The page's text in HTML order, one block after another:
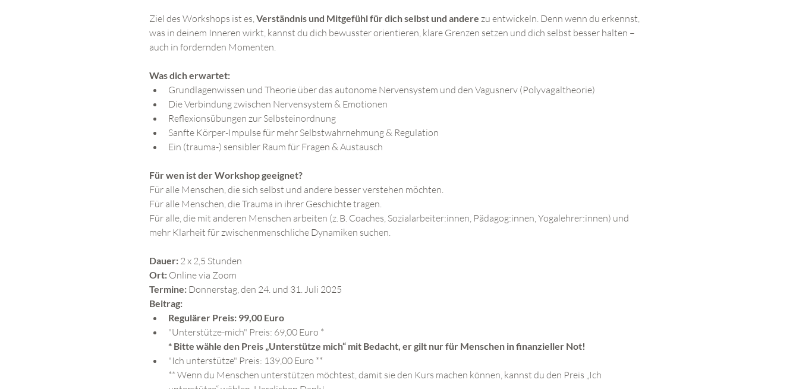
Ziel des Workshops ist es, Verständnis und Mitgefühl für dich selbst und andere zu entwickeln. Denn wenn du erkennst,
was in deinem Inneren wirkt, kannst du dich bewusster orientieren, klare Grenzen setzen und dich selbst besser halten –
auch in fordernden Momenten.
Was dich erwartet:
Grundlagenwissen und Theorie über das autonome Nervensystem und den Vagusnerv (Polyvagaltheorie)
Die Verbindung zwischen Nervensystem & Emotionen
Reflexionsübungen zur Selbsteinordnung
Sanfte Körper-Impulse für mehr Selbstwahrnehmung & Regulation
Ein (trauma-) sensibler Raum für Fragen & Austausch
Für wen ist der Workshop geeignet?
Für alle Menschen, die sich selbst und andere besser verstehen möchten.
Für alle Menschen, die Trauma in ihrer Geschichte tragen.
Für alle, die mit anderen Menschen arbeiten (z. B. Coaches, Sozialarbeiter:innen, Pädagog:innen, Yogalehrer:innen) und
mehr Klarheit für zwischenmenschliche Dynamiken suchen.
Dauer: 2 x 2,5 Stunden
Ort: Online via Zoom
Termine: Donnerstag, den 24. und 31. Juli 2025
Beitrag:
Regulärer Preis: 99,00 Euro
"Unterstütze-mich" Preis: 69,00 Euro *
* Bitte wähle den Preis „Unterstütze mich“ mit Bedacht, er gilt nur für Menschen in finanzieller Not!
"Ich unterstütze" Preis: 139,00 Euro **
** Wenn du Menschen unterstützen möchtest, damit sie den Kurs machen können, kannst du den Preis „Ich